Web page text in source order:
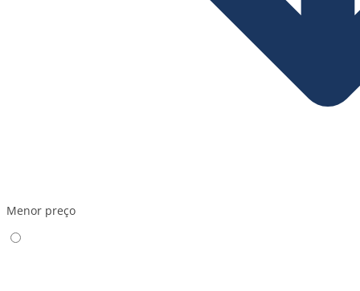
Menor preço